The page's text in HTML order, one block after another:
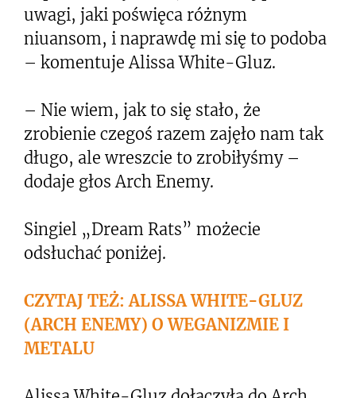
uwagi, jaki poświęca różnym
niuansom, i naprawdę mi się to podoba
– komentuje Alissa White-Gluz.
– Nie wiem, jak to się stało, że
zrobienie czegoś razem zajęło nam tak
długo, ale wreszcie to zrobiłyśmy –
dodaje głos Arch Enemy.
Singiel „Dream Rats” możecie
odsłuchać poniżej.
CZYTAJ TEŻ: ALISSA WHITE-GLUZ
(ARCH ENEMY) O WEGANIZMIE I
METALU